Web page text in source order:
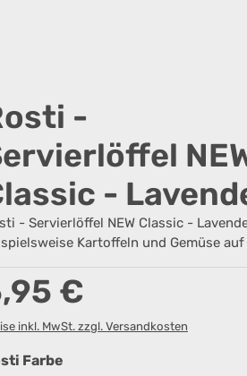
-
-
- Servierlöffel NEW Classic -
Kartoffeln und Gemüse
Preis:
€
inkl. MwSt. zzgl. Versandkosten
Farbe